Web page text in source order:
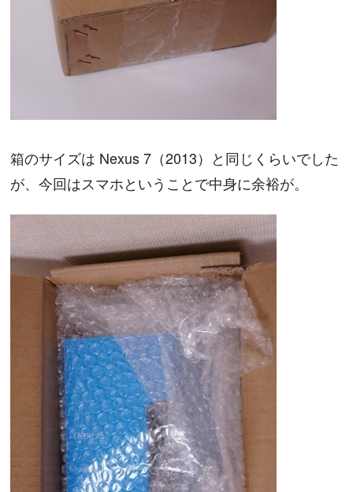
箱のサイズは Nexus 7（2013）と同じくらいでした
が、今回はスマホということで中身に余裕が。